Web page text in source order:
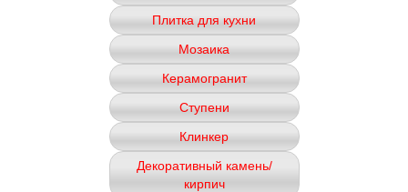
Плитка для кухни
Мозаика
Керамогранит
Ступени
Клинкер
Декоративный камень/
кирпич